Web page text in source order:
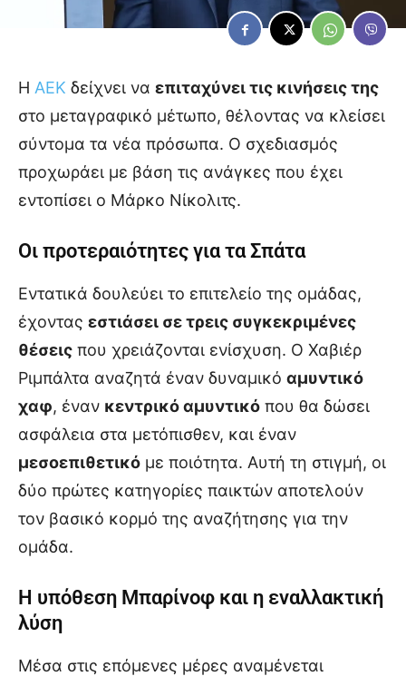
Η ΑΕΚ δείχνει να επιταχύνει τις κινήσεις της
στο μεταγραφικό μέτωπο, θέλοντας να κλείσει
σύντομα τα νέα πρόσωπα. Ο σχεδιασμός
προχωράει με βάση τις ανάγκες που έχει
εντοπίσει ο Μάρκο Νίκολιτς.
Οι προτεραιότητες για τα Σπάτα
Εντατικά δουλεύει το επιτελείο της ομάδας,
έχοντας εστιάσει σε τρεις συγκεκριμένες
θέσεις που χρειάζονται ενίσχυση. Ο Χαβιέρ
Ριμπάλτα αναζητά έναν δυναμικό αμυντικό
χαφ, έναν κεντρικό αμυντικό που θα δώσει
ασφάλεια στα μετόπισθεν, και έναν
μεσοεπιθετικό με ποιότητα. Αυτή τη στιγμή, οι
δύο πρώτες κατηγορίες παικτών αποτελούν
τον βασικό κορμό της αναζήτησης για την
ομάδα.
Η υπόθεση Μπαρίνοφ και η εναλλακτική
λύση
Μέσα στις επόμενες μέρες αναμένεται